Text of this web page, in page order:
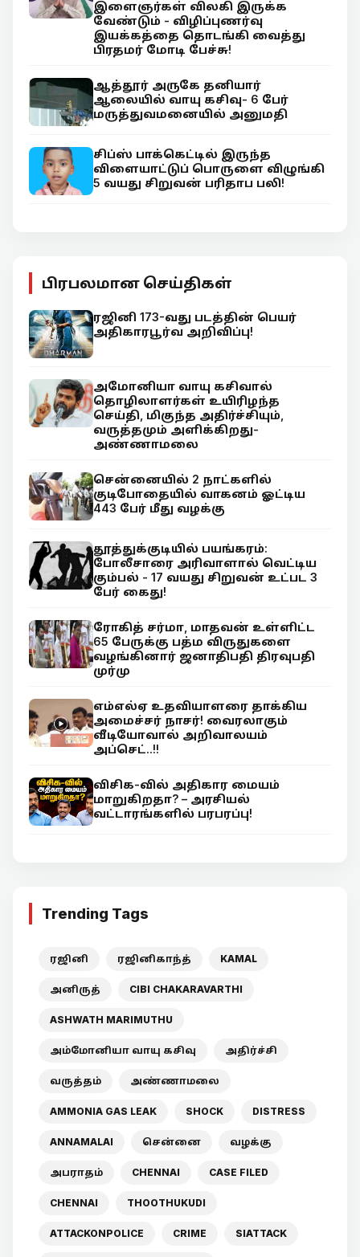
இளைஞர்கள் விலகி இருக்க
வேண்டும் - விழிப்புணர்வு
இயக்கத்தை தொடங்கி வைத்து
பிரதமர் மோடி பேச்சு!
ஆத்தூர் அருகே தனியார்
ஆலையில் வாயு கசிவு- 6 பேர்
மருத்துவமனையில் அனுமதி
சிப்ஸ் பாக்கெட்டில் இருந்த
விளையாட்டுப் பொருளை விழுங்கி
5 வயது சிறுவன் பரிதாப பலி!
பிரபலமான செய்திகள்
ரஜினி 173-வது படத்தின் பெயர்
அதிகாரபூர்வ அறிவிப்பு!
அமோனியா வாயு கசிவால்
தொழிலாளர்கள் உயிரிழந்த
செய்தி, மிகுந்த அதிர்ச்சியும்,
வருத்தமும் அளிக்கிறது-
அண்ணாமலை
சென்னையில் 2 நாட்களில்
குடிபோதையில் வாகனம் ஓட்டிய
443 பேர் மீது வழக்கு
தூத்துக்குடியில் பயங்கரம்:
போலீசாரை அரிவாளால் வெட்டிய
கும்பல் - 17 வயது சிறுவன் உட்பட 3
பேர் கைது!
ரோகித் சர்மா, மாதவன் உள்ளிட்ட
65 பேருக்கு பத்ம விருதுகளை
வழங்கினார் ஜனாதிபதி திரவுபதி
முர்மு
எம்எல்ஏ உதவியாளரை தாக்கிய
அமைச்சர் நாசர்! வைரலாகும்
வீடியோவால் அறிவாலயம்
அப்செட்..!!
விசிக-வில் அதிகார மையம்
மாறுகிறதா? – அரசியல்
வட்டாரங்களில் பரபரப்பு!
Trending Tags
ரஜினி ரஜினிகாந்த் KAMAL
அனிருத் CIBI CHAKARAVARTHI
ASHWATH MARIMUTHU
அம்மோனியா வாயு கசிவு அதிர்ச்சி
வருத்தம் அண்ணாமலை
AMMONIA GAS LEAK SHOCK DISTRESS
ANNAMALAI சென்னை வழக்கு
அபராதம் CHENNAI CASE FILED
CHENNAI THOOTHUKUDI
ATTACKONPOLICE CRIME SIATTACK